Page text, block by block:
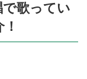
歌ってい